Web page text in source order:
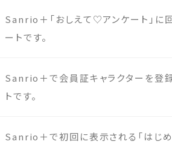
Sanrio＋「おしえて♡アンケート」に
ートです。
Sanrio＋で会員証キャラクターを登
トです。
Sanrio＋で初回に表示される「はじめ